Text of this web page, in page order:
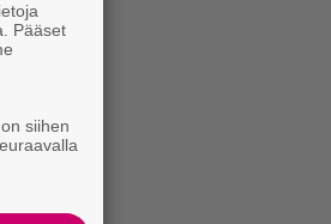
Pääset
siihen